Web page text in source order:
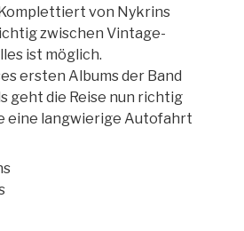
von Nykrins
zwischen Vintage-
ist möglich.
ersten Albums der Band
geht die Reise nun richtig
eine langwierige Autofahrt